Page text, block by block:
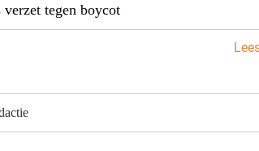
verzet tegen boycot